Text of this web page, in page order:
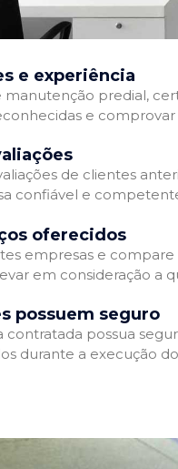
e experiência
predial,
e
de clientes
confiável e
oferecidos
empresas e
em consideração a
possuem seguro
possua
durante a execução